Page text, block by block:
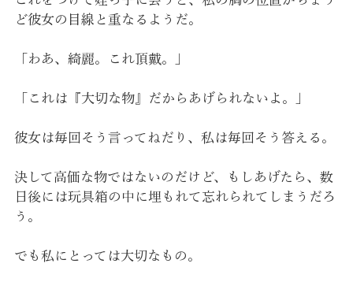
ど彼女の目線と重なるようだ。
「わあ、綺麗。これ頂戴。」
「これは『大切な物』だからあげられないよ。」
彼女は毎回そう言ってねだり、私は毎回そう答える。
決して高価な物ではないのだけど、もしあげたら、数
日後には玩具箱の中に埋もれて忘れられてしまうだろ
う。
でも私にとっては大切なもの。